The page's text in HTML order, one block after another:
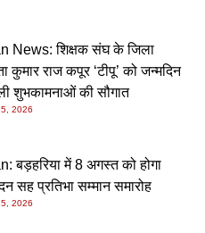
News: शिक्षक संघ के जिला
कुमार राज कपूर ‘टीपू’ को जन्मदिन
शुभकामनाओं की सौगात
2026
बड़हरिया में 8 अगस्त को होगा
सह प्रतिभा सम्मान समारोह
2026